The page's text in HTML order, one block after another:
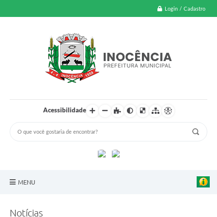
Login / Cadastro
Acessibilidade
MENU
Notícias